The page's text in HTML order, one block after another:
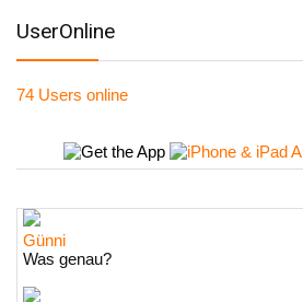
UserOnline
74 Users online
Günni
Was genau?